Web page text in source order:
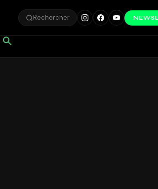
Rechercher